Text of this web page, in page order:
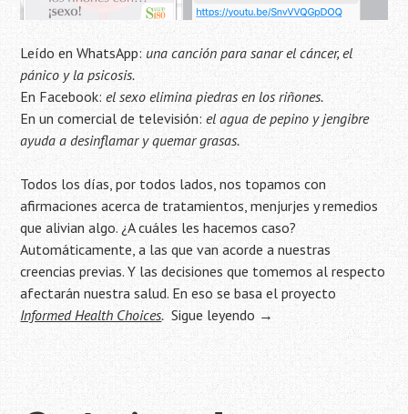
Leído en WhatsApp: una canción para sanar el cáncer, el
pánico y la psicosis.
En Facebook:el sexo elimina piedras en los riñones.
En un comercial de televisión:el agua de pepino y jengibre
ayuda a desinflamar y quemar grasas.
Todos los días, por todos lados, nos topamos con
afirmaciones acerca de tratamientos, menjurjes y remedios
que alivian algo. ¿A cuáles les hacemos caso?
Automáticamente, a las que van acorde a nuestras
creencias previas. Y las decisiones que tomemos al respecto
afectarán nuestra salud. En eso se basa el proyecto
Informed Health Choices. Sigue leyendo →